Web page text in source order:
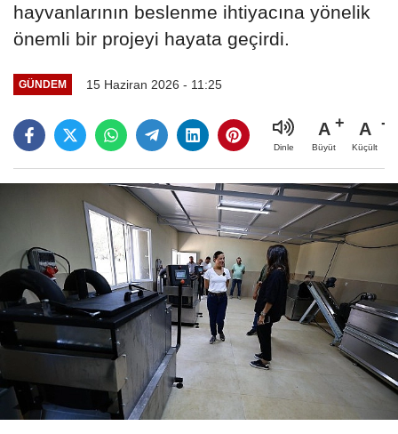
hayvanlarının beslenme ihtiyacına yönelik
önemli bir projeyi hayata geçirdi.
GÜNDEM 15 Haziran 2026 - 11:25
Dinle
A
Büyüt
A
Küçült